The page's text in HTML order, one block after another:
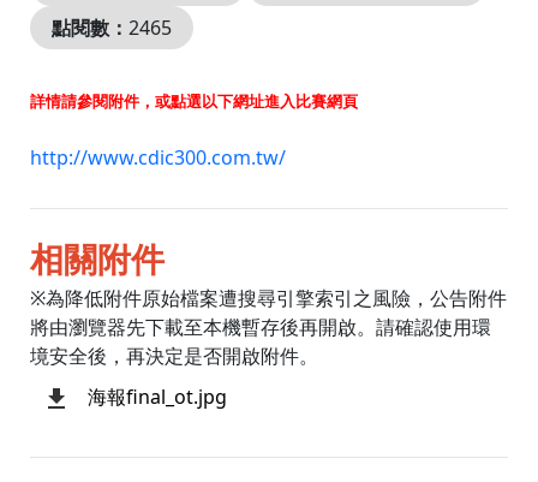
點閱數： 2465
詳情請參閱附件，或點選以下網址進入比賽網頁
http://www.cdic300.com.tw/
相關附件
※為降低附件原始檔案遭搜尋引擎索引之風險，公告附件
將由瀏覽器先下載至本機暫存後再開啟。請確認使用環
境安全後，再決定是否開啟附件。
海報final_ot.jpg